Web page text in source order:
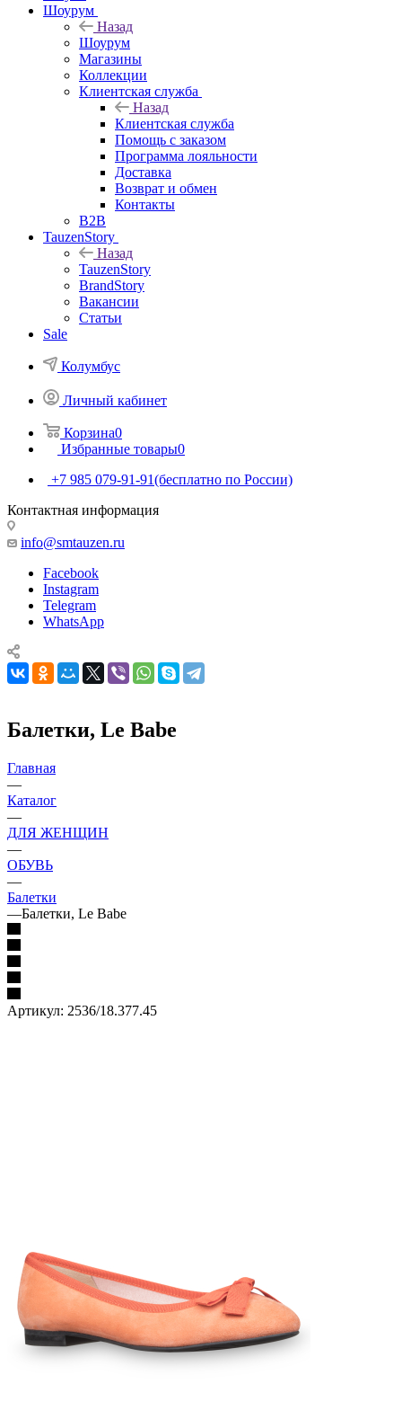
Шоурум
Назад
Шоурум
Магазины
Коллекции
Клиентская служба
Назад
Клиентская служба
Помощь с заказом
Программа лояльности
Доставка
Возврат и обмен
Контакты
B2B
TauzenStory
Назад
TauzenStory
BrandStory
Вакансии
Статьи
Sale
Колумбус
Личный кабинет
Корзина0
Избранные товары0
+7 985 079-91-91(бесплатно по России)
Контактная информация
info@smtauzen.ru
Facebook
Instagram
Telegram
WhatsApp
Балетки, Le Babe
Главная
—
Каталог
—
ДЛЯ ЖЕНЩИН
—
ОБУВЬ
—
Балетки
—Балетки, Le Babe
Артикул: 2536/18.377.45